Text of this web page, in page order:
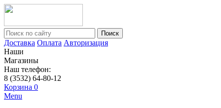
Поиск
Доставка Оплата Авторизация
Наши
Магазины
Наш телефон:
8 (3532) 64-80-12
Корзина 0
Menu